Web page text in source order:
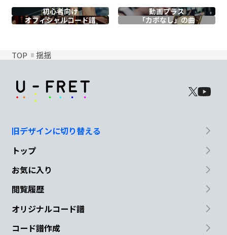
初心者向け
動画プラス
オフィシャルコード譜 「カポなし」の曲
TOP 揺揺
旧デザインに切り替える
トップ
お気に入り
閲覧履歴
オリジナルコード譜
コード譜作成